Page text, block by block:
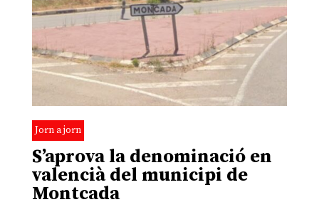
Jorn a jorn
S’aprova la denominació en
valencià del municipi de
Montcada